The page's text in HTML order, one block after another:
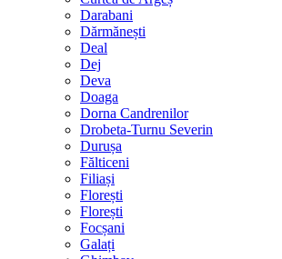
Darabani
Dărmănești
Deal
Dej
Deva
Doaga
Dorna Candrenilor
Drobeta-Turnu Severin
Durușa
Fălticeni
Filiași
Florești
Florești
Focșani
Galați